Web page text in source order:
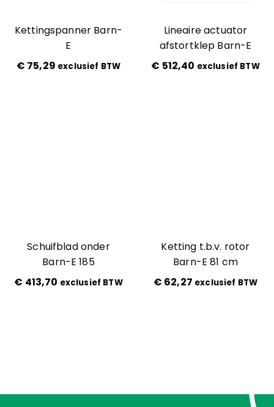
Kettingspanner Barn-
E
€ 75,29 exclusief BTW
Lineaire actuator
afstortklep Barn-E
€ 512,40 exclusief BTW
Schuifblad onder
Barn-E 185
€ 413,70 exclusief BTW
Ketting t.b.v. rotor
Barn-E 81 cm
€ 62,27 exclusief BTW